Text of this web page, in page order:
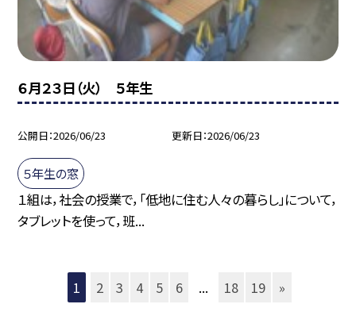
６月２３日（火） ５年生
公開日 2026/06/23 更新日 2026/06/23
５年生の窓
１組は，社会の授業で，「低地に住む人々の暮らし」について，
タブレットを使って，班...
1 2 3 4 5 6 ... 18 19 »